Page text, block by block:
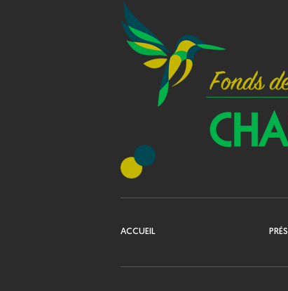
ACCUEIL